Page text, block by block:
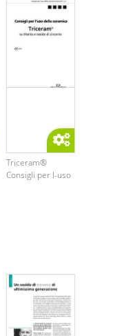
Triceram®
Consigli per l-uso